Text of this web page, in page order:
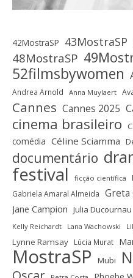
42MostraSP 43MostraSP
48MostraSP
52filmsbywomen
Andrea Arnold Anna Muylaert
Cannes Cannes 2025
cinema brasileiro
comédia Céline Sciamma
documentário
festival ficção científica
Gabriela Amaral Almeida Greta
Jane Campion Julia Ducournau
Kelly Reichardt Lana Wachowski
Lynne Ramsay Lúcia Murat
MostraSP Mubi